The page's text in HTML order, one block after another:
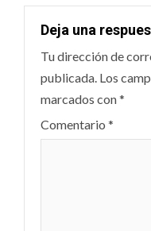
Deja una
Tu dirección de
publicada. Los
marcados con*
Comentario *